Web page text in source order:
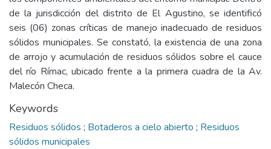
de la jurisdicción del distrito de El Agustino, se identificó
seis (06) zonas críticas de manejo inadecuado de residuos
sólidos municipales. Se constató, la existencia de una zona
de arrojo y acumulación de residuos sólidos sobre el cauce
del río Rímac, ubicado frente a la primera cuadra de la Av.
Malecón Checa.
Keywords
Residuos sólidos ; Botaderos a cielo abierto ; Residuos
sólidos municipales